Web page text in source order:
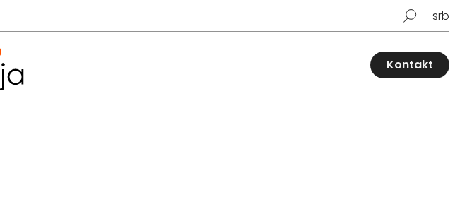
srb
Kontakt